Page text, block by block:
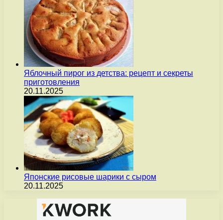
Яблочный пирог из детства: рецепт и секреты
приготовления
20.11.2025
Японские рисовые шарики с сыром
20.11.2025